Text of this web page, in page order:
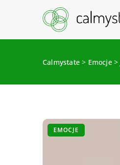
Calmystate > Emocje>
EMOCJE